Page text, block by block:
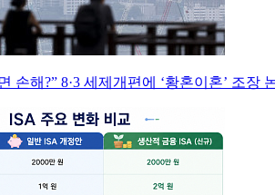
손해?” 8·3 세제개편에 ‘황혼이혼’ 조장